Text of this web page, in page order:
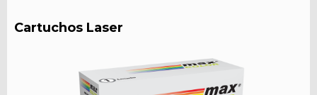
Cartuchos Laser